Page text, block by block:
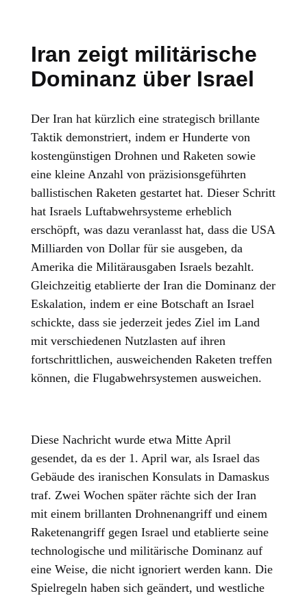
Iran zeigt militärische
Dominanz über Israel
Der Iran hat kürzlich eine strategisch brillante
Taktik demonstriert, indem er Hunderte von
kostengünstigen Drohnen und Raketen sowie
eine kleine Anzahl von präzisionsgeführten
ballistischen Raketen gestartet hat. Dieser Schritt
hat Israels Luftabwehrsysteme erheblich
erschöpft, was dazu veranlasst hat, dass die USA
Milliarden von Dollar für sie ausgeben, da
Amerika die Militärausgaben Israels bezahlt.
Gleichzeitig etablierte der Iran die Dominanz der
Eskalation, indem er eine Botschaft an Israel
schickte, dass sie jederzeit jedes Ziel im Land
mit verschiedenen Nutzlasten auf ihren
fortschrittlichen, ausweichenden Raketen treffen
können, die Flugabwehrsystemen ausweichen.
Diese Nachricht wurde etwa Mitte April
gesendet, da es der 1. April war, als Israel das
Gebäude des iranischen Konsulats in Damaskus
traf. Zwei Wochen später rächte sich der Iran
mit einem brillanten Drohnenangriff und einem
Raketenangriff gegen Israel und etablierte seine
technologische und militärische Dominanz auf
eine Weise, die nicht ignoriert werden kann. Die
Spielregeln haben sich geändert, und westliche